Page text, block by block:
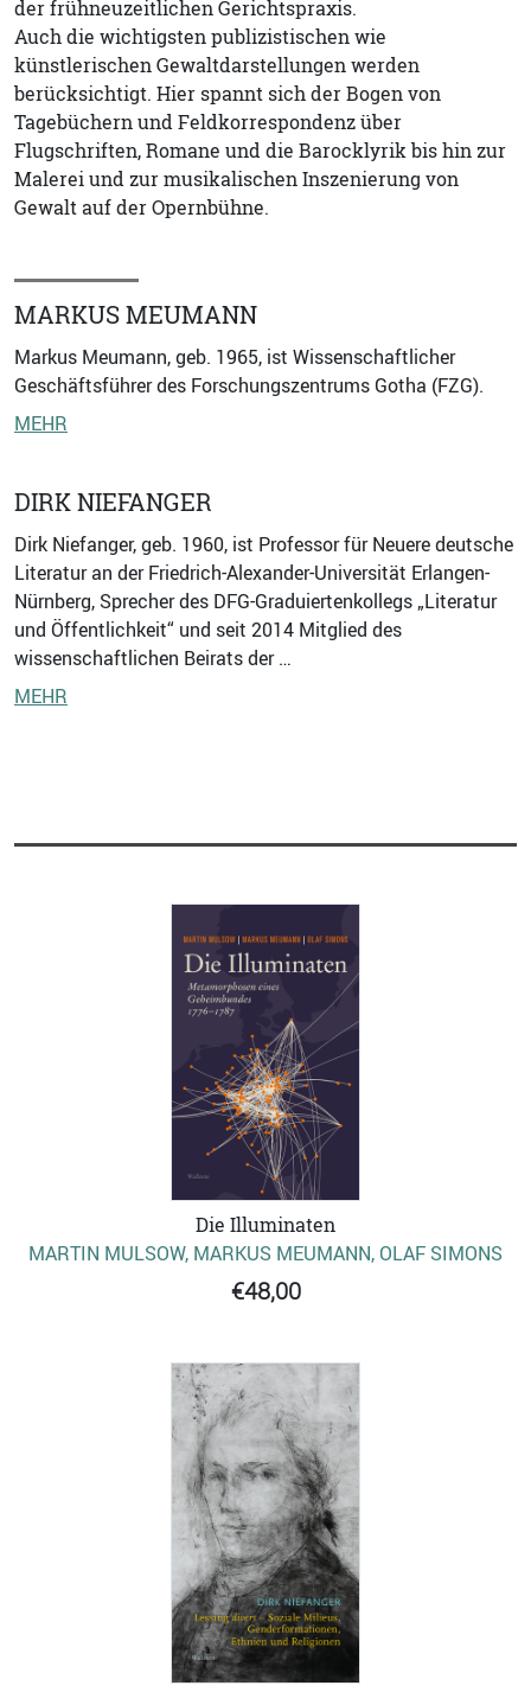
der frühneuzeitlichen Gerichtspraxis.
Auch die wichtigsten publizistischen wie
künstlerischen Gewaltdarstellungen werden
berücksichtigt. Hier spannt sich der Bogen von
Tagebüchern und Feldkorrespondenz über
Flugschriften, Romane und die Barocklyrik bis hin zur
Malerei und zur musikalischen Inszenierung von
Gewalt auf der Opernbühne.
MARKUS MEUMANN
Markus Meumann, geb. 1965, ist Wissenschaftlicher
Geschäftsführer des Forschungszentrums Gotha (FZG).
MEHR
DIRK NIEFANGER
Dirk Niefanger, geb. 1960, ist Professor für Neuere deutsche
Literatur an der Friedrich-Alexander-Universität Erlangen-
Nürnberg, Sprecher des DFG-Graduiertenkollegs „Literatur
und Öffentlichkeit“ und seit 2014 Mitglied des
wissenschaftlichen Beirats der …
MEHR
Die Illuminaten
MARTIN MULSOW, MARKUS MEUMANN, OLAF SIMONS
€48,00